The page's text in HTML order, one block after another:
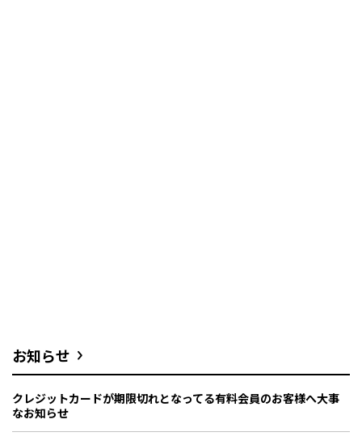
お知らせ
クレジットカードが期限切れとなってる有料会員のお客様へ大事
なお知らせ